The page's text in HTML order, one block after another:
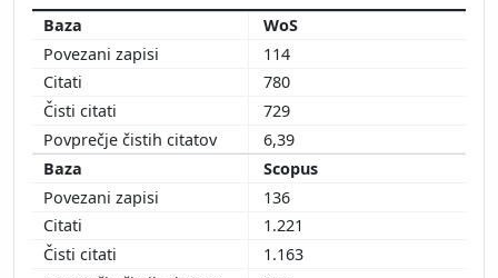
WoS
114
780
729
6,39
Scopus
136
1.221
1.163